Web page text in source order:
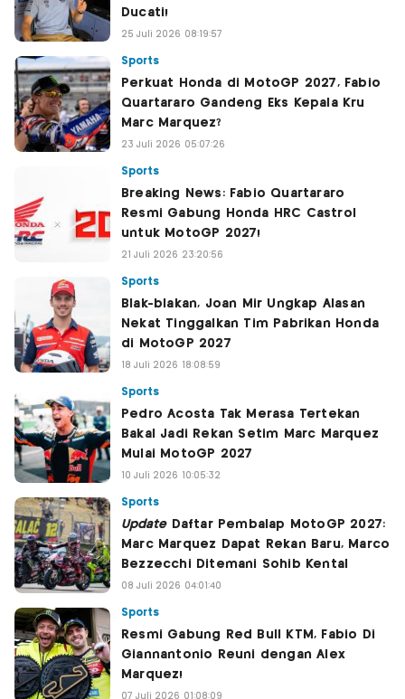
Ducati!
25 Juli 2026 08:19:57
Sports
Perkuat Honda di MotoGP 2027, Fabio
Quartararo Gandeng Eks Kepala Kru
Marc Marquez?
23 Juli 2026 05:07:26
Sports
Breaking News: Fabio Quartararo
Resmi Gabung Honda HRC Castrol
untuk MotoGP 2027!
21 Juli 2026 23:20:56
Sports
Blak-blakan, Joan Mir Ungkap Alasan
Nekat Tinggalkan Tim Pabrikan Honda
di MotoGP 2027
18 Juli 2026 18:08:59
Sports
Pedro Acosta Tak Merasa Tertekan
Bakal Jadi Rekan Setim Marc Marquez
Mulai MotoGP 2027
10 Juli 2026 10:05:32
Sports
UpdateDaftar Pembalap MotoGP 2027:
Marc Marquez Dapat Rekan Baru, Marco
Bezzecchi Ditemani Sohib Kental
08 Juli 2026 04:01:40
Sports
Resmi Gabung Red Bull KTM, Fabio Di
Giannantonio Reuni dengan Alex
Marquez!
07 Juli 2026 01:08:09